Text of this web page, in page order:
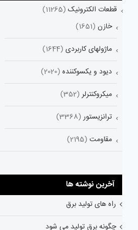
قطعات الکترونیک (11265)
خازن (1651)
ماژولهای کاربردی (1644)
دیود و یکسوکننده (2020)
میکروکنترلر (352)
ترانزیستور (3368)
مقاومت (2195)
آخرین نوشته ها
راه های تولید برق
چگونه برق تولید می شود